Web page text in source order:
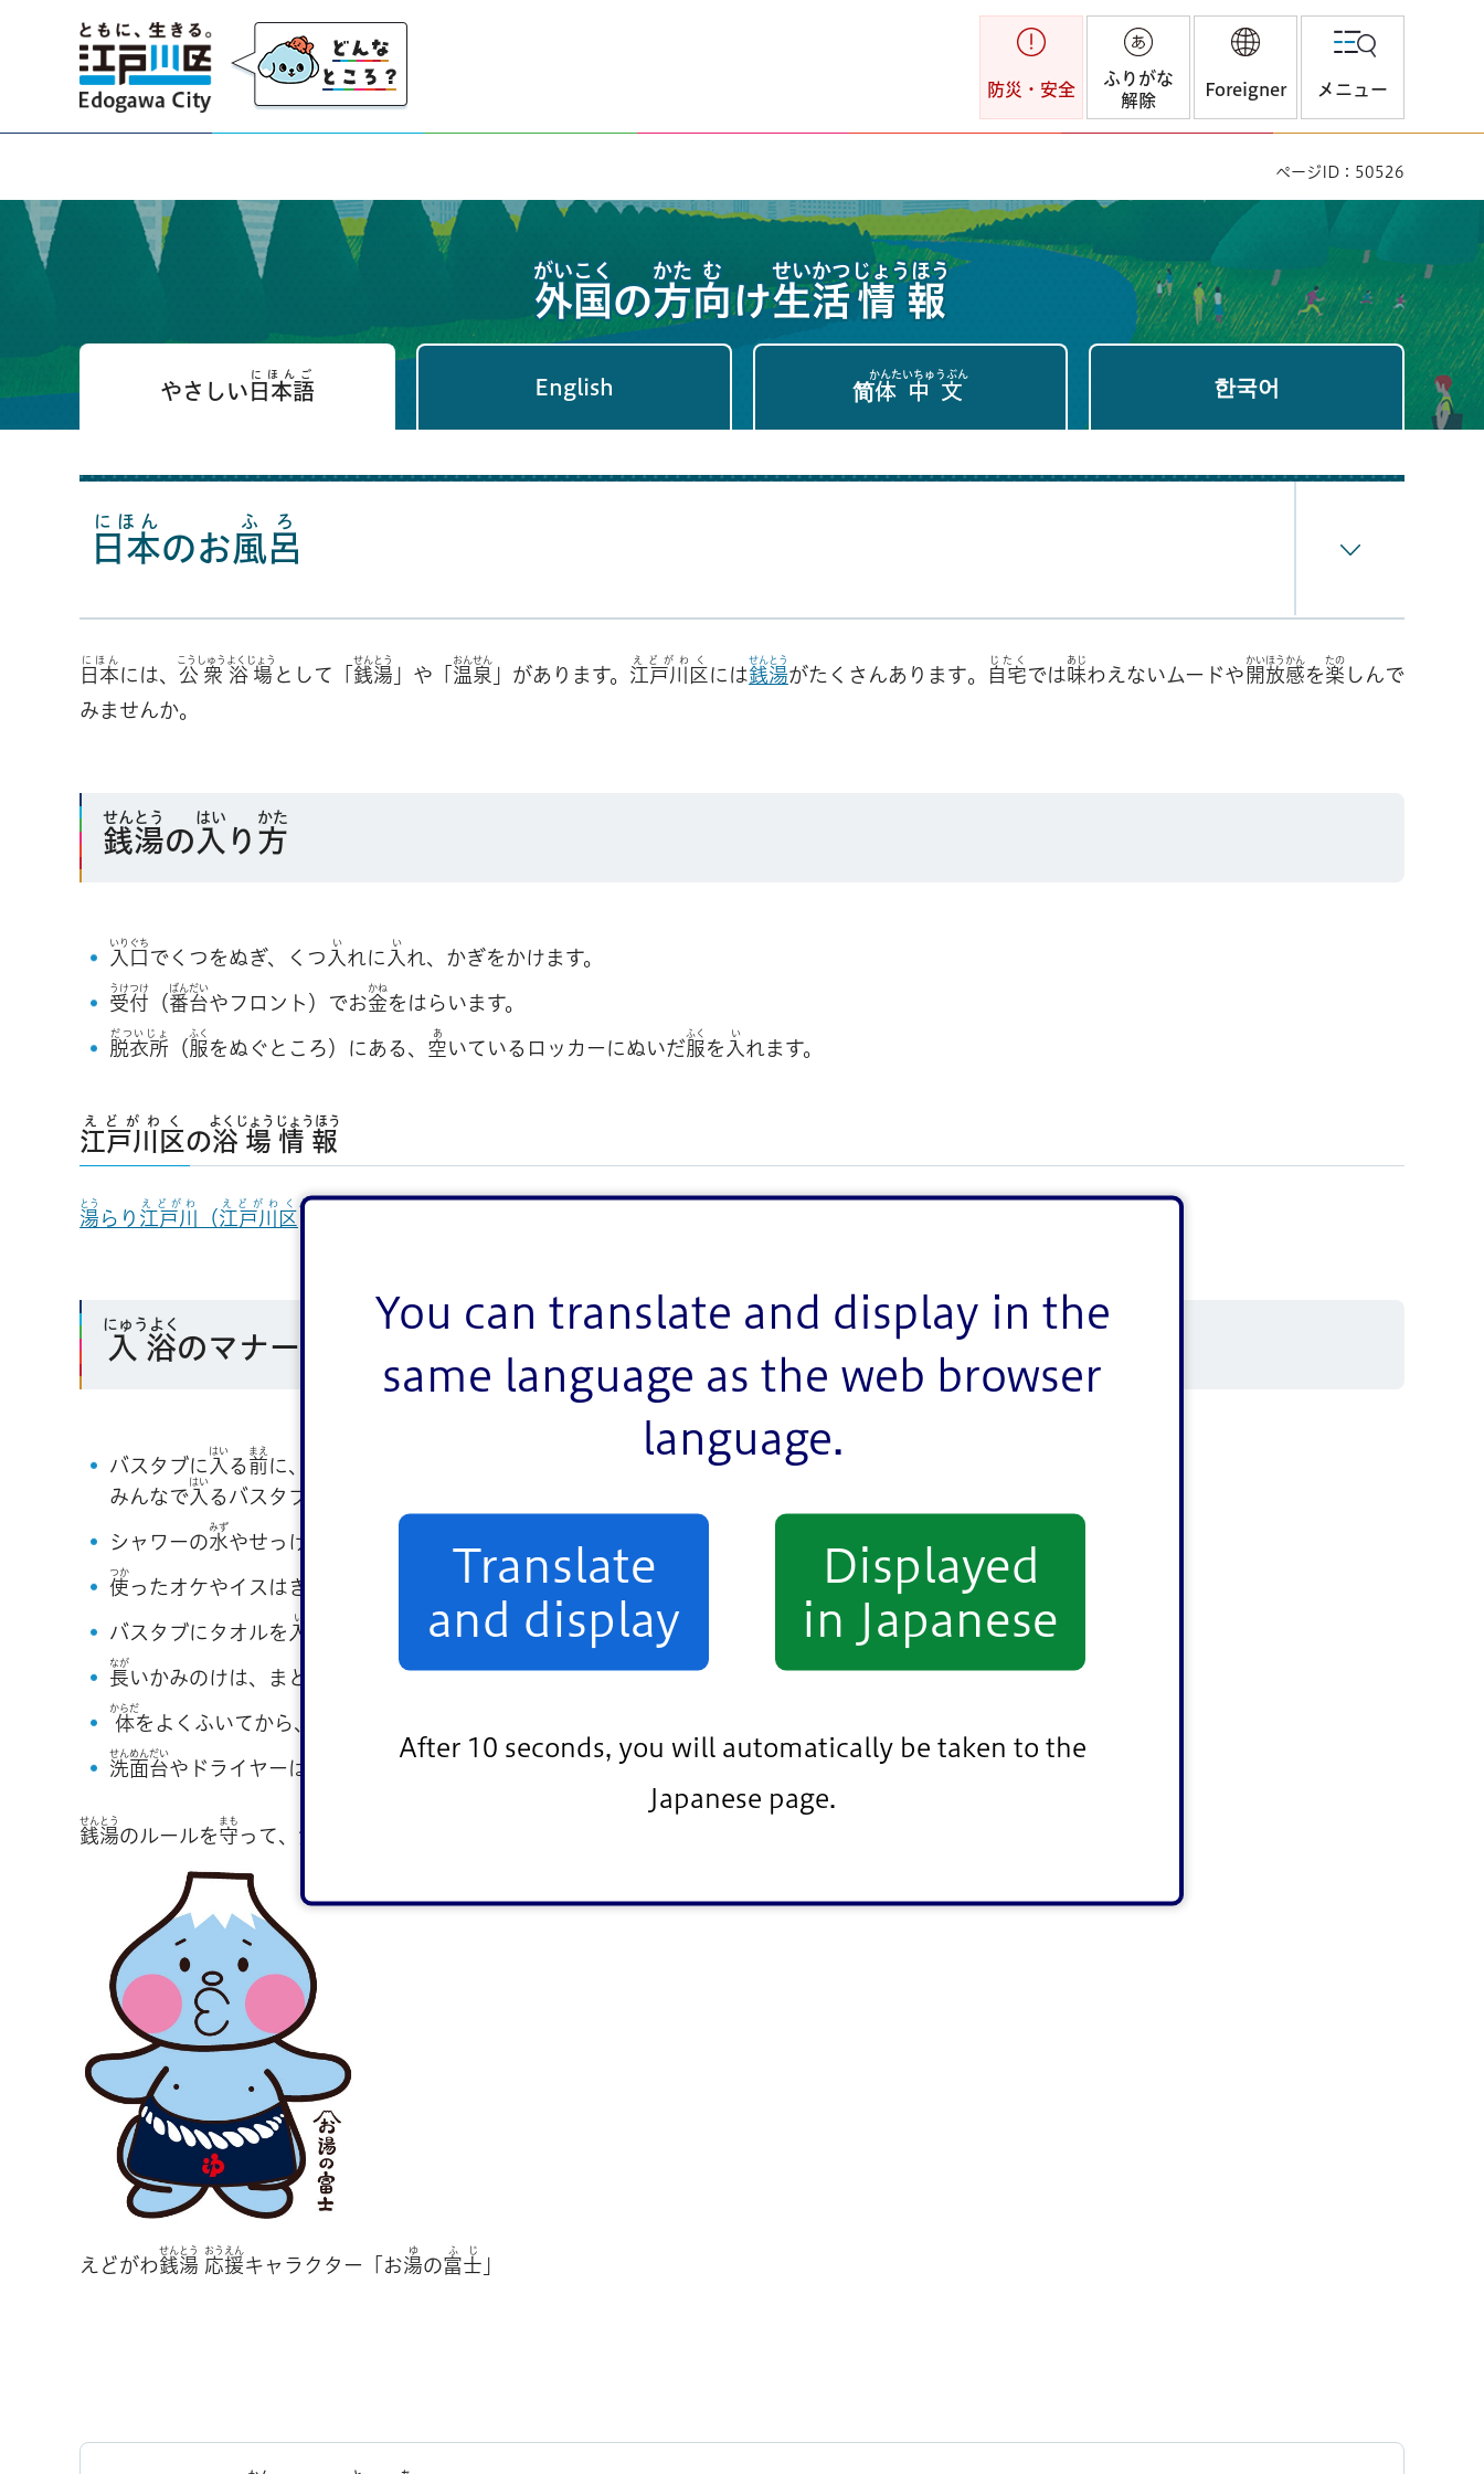
You can translate and display in the
same language as the web browser
language.
Translate
and display
Displayed
in Japanese
After 10 seconds, you will automatically be taken to the
Japanese page.
江戸川区
防災・安全
ふりがな
解除
Foreigner メニュー
ページID：50526
外国の方
がいこく かた
向
む
け生活
せいかつ
情報
じょうほう
やさしい 日本語
にほんご
English 简体中文
かんたいちゅうぶん
한국어
日本
にほん
のお風呂
ふろ
日本
にほん
には、 公衆
こうしゅう
浴場
よくじょう
として「 銭湯
せんとう
」や「 温泉
おんせん
」があります。 江戸川区
えどがわく
には銭湯
せんとう
がたくさんあります。 自宅
じたく
では味
あじ
わえないムードや 開放感
かいほうかん
を楽
たの
しんで
みませんか。
銭湯
せんとう
の 入
はい
り 方
かた
入口
いりぐち
でくつをぬぎ、くつ 入
い
れに 入
い
れ、かぎをかけます。
受付
うけつけ
（番台
ばんだい
やフロント）でお金
かね
をはらいます。
脱衣所
だついじょ
（ 服
ふく
をぬぐところ）にある、 空
あ
いているロッカーにぬいだ服
ふく
を 入
い
れます。
江戸川区
えどがわく
の浴場
よくじょう
情報
じょうほう
湯
とう
らり 江戸川
えどがわ
（江戸川区
えどがわく よくじょうくみあい
入浴
にゅうよく
のマナー
バスタブに 入
はい
る 前
まえ
に、
みんなで 入
はい
るバスタブを、きれいに
シャワーの水
みず
やせっけんのあわが、 にかからないよう
使
つか
ったオケやイスはきれいなお しましょう。
バスタブにタオルを 入
い
れてはいけません。
長
なが
いかみのけは、まとめましょう。
体
からだ
をよくふいてから、
洗面
せんめん
台
だい
やドライヤーは、
つか
銭湯
せんとう
のルールを守
まも
って、 気持
えどがわ銭湯
せんとう
応援
おうえん
キャラクター「お湯
ゆ
の富士
ふじ